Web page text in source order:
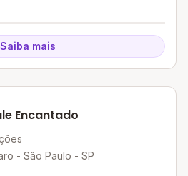
Saiba mais
Encantado
- São Paulo - SP